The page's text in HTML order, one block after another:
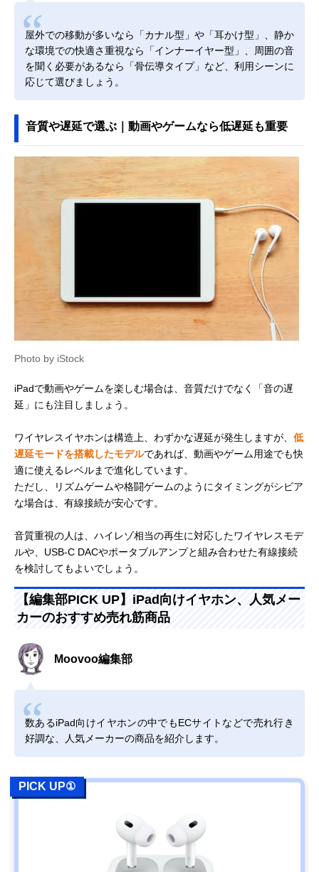
屋外での移動が多いなら「カナル型」や「耳かけ型」、静か
な環境での快適さ重視なら「インナーイヤー型」、周囲の音
を聞く必要があるなら「骨伝導タイプ」など、利用シーンに
応じて選びましょう。
音質や遅延で選ぶ｜動画やゲームなら低遅延も重要
Photo by iStock
iPadで動画やゲームを楽しむ場合は、音質だけでなく「音の遅
延」にも注目しましょう。
ワイヤレスイヤホンは構造上、わずかな遅延が発生しますが、 低
遅延モードを搭載したモデルであれば、動画やゲーム用途でも快
適に使えるレベルまで進化しています。
ただし、リズムゲームや格闘ゲームのようにタイミングがシビア
な場合は、有線接続が安心です。
音質重視の人は、ハイレゾ相当の再生に対応したワイヤレスモデ
ルや、USB-C DACやポータブルアンプと組み合わせた有線接続
を検討してもよいでしょう。
【編集部PICK UP】iPad向けイヤホン、人気メー
カーのおすすめ売れ筋商品
Moovoo編集部
数あるiPad向けイヤホンの中でもECサイトなどで売れ行き
好調な、人気メーカーの商品を紹介します。
PICK UP①